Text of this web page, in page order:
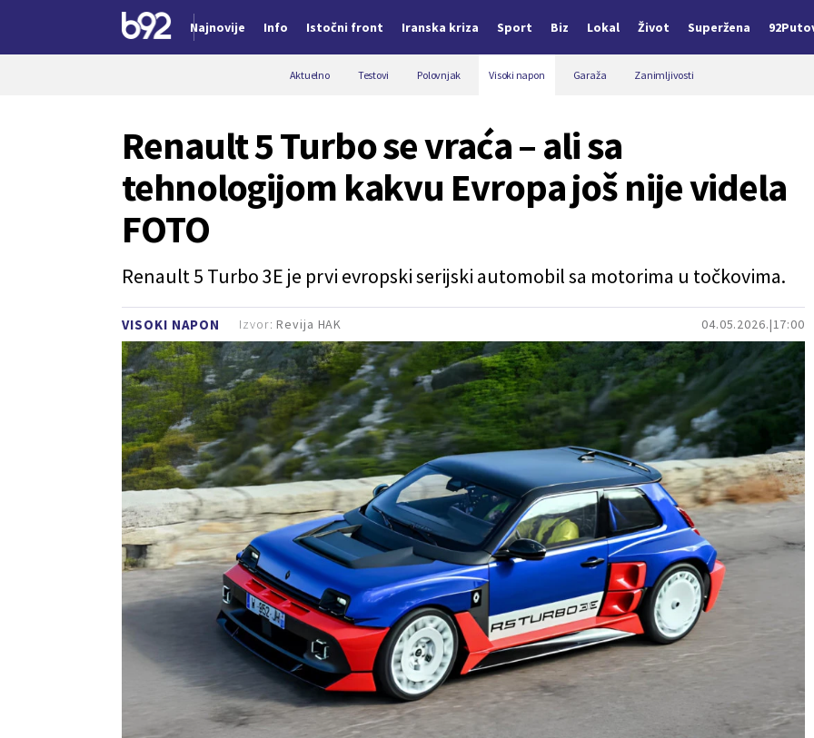
Najnovije Info Istočni front Iranska kriza Sport Biz Lokal Život Superžena
Aktuelno Testovi Polovnjak Visoki napon Garaža Zanimljivosti
VISOKI NAPON 04.05.2026. 17:00
Renault 5 Turbo se vraća – ali sa
tehnologijom kakvu Evropa još nije videla
FOTO
Renault 5 Turbo 3E je prvi evropski serijski automobil sa motorima u točkovima.
Izvor:Revija HAK